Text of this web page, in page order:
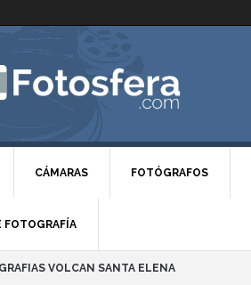
CÁMARAS FOTÓGRAFOS
FOTOGRAFÍA
VOLCAN SANTA ELENA